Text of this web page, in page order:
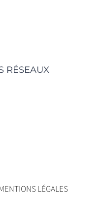
RÉSEAUX
LÉGALES